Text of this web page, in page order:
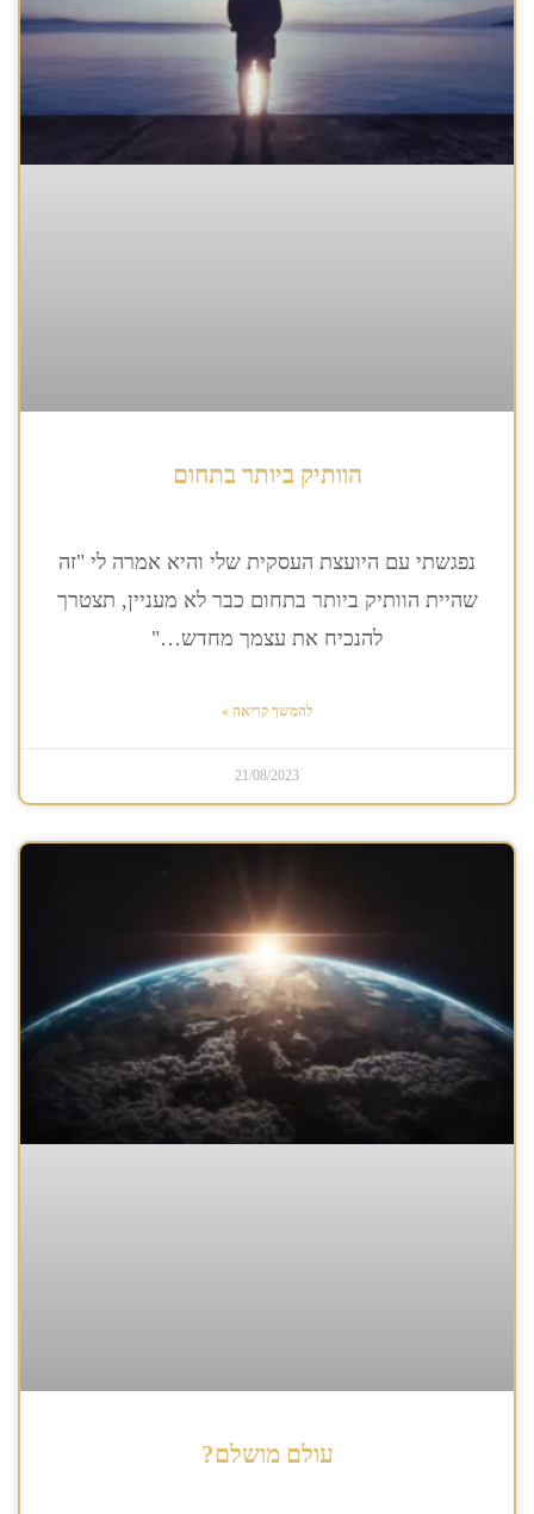
הוותיק ביותר בתחום
נפגשתי עם היועצת העסקית שלי והיא אמרה לי "זה
שהיית הוותיק ביותר בתחום כבר לא מעניין, תצטרך
להנכיח את עצמך מחדש…"
להמשך קריאה »
21/08/2023
עולם מושלם?